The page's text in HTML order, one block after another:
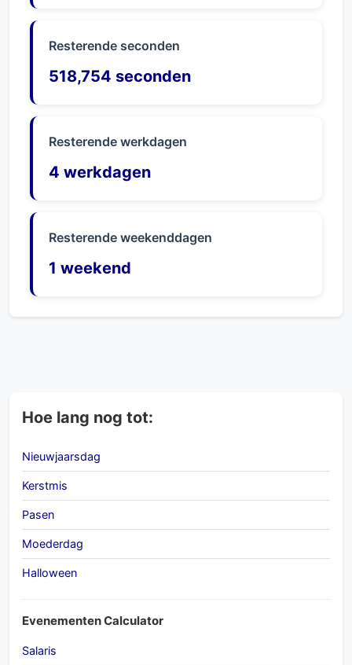
Resterende seconden
518,754 seconden
Resterende werkdagen
4 werkdagen
Resterende weekenddagen
1 weekend
Hoe lang nog tot:
Nieuwjaarsdag
Kerstmis
Pasen
Moederdag
Halloween
Evenementen Calculator
Salaris